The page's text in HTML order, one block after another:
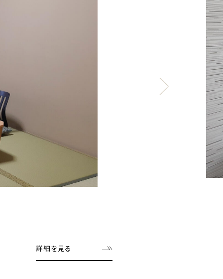
詳細を見る